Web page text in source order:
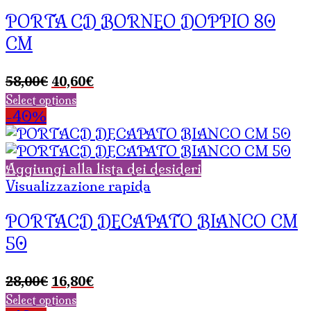
PORTA CD BORNEO DOPPIO 80
CM
58,00€ Il
prezzo
era:
58,00€.
40,60€Il
è:
40,60€.
Select options
-40%
Aggiungi alla lista dei desideri
Visualizzazione rapida
PORTACD DECAPATO BIANCO CM
50
28,00€ Il
prezzo
16,80€Il
Select options